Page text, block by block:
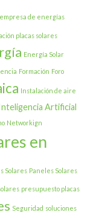
empresa de energías
placas solares
Energía Solar
Formación Foro
Instalación de aire
Artificial
Networkign
en
Solares Paneles Solares
presupuesto placas
Seguridad soluciones